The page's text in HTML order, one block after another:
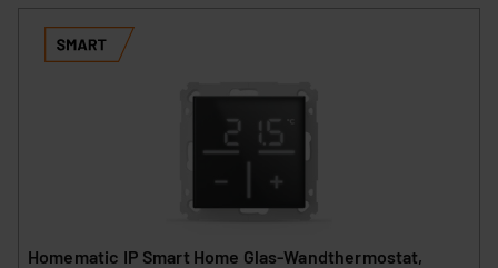
Homematic IP Smart Home Glas-Wandthermostat,